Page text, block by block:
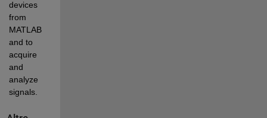
devices
from
MATLAB
and to
acquire
and
analyze
signals.